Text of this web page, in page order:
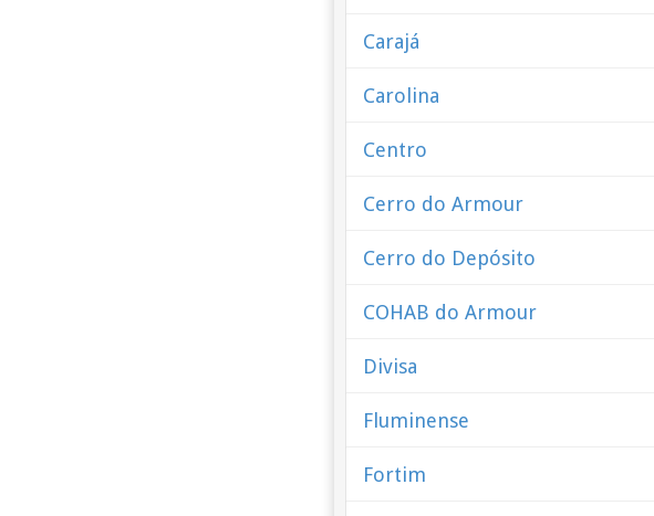
Carajá
Carolina
Centro
Cerro do Armour
Cerro do Depósito
COHAB do Armour
Divisa
Fluminense
Fortim